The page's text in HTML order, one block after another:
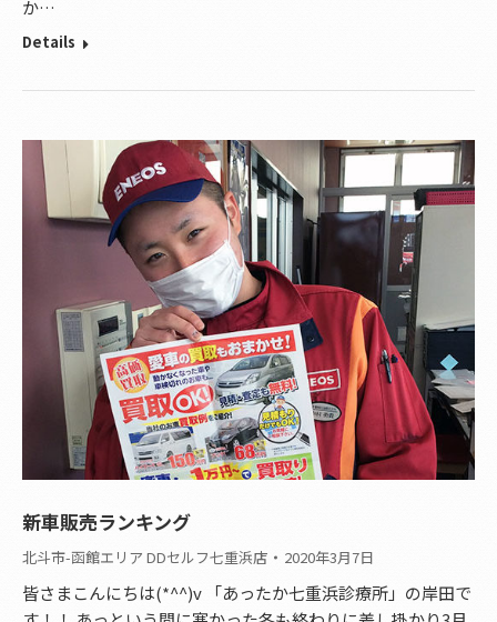
か…
Details
新車販売ランキング
北斗市-函館エリア DDセルフ七重浜店 2020年3月7日
皆さまこんにちは(*^^)v 「あったか七重浜診療所」の岸田で